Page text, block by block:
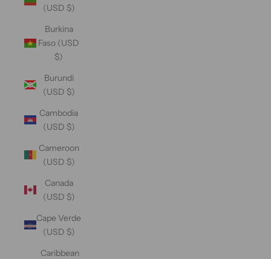
(USD $)
Burkina
Faso (USD
$)
Burundi
(USD $)
Cambodia
(USD $)
Cameroon
(USD $)
Canada
(USD $)
Cape Verde
(USD $)
Caribbean